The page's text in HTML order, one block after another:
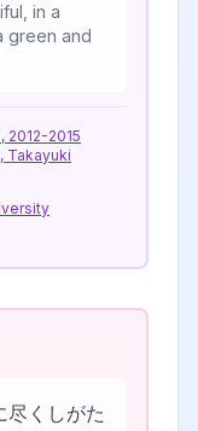
in a
green and
2012-2015
Takayuki
尽くしがた